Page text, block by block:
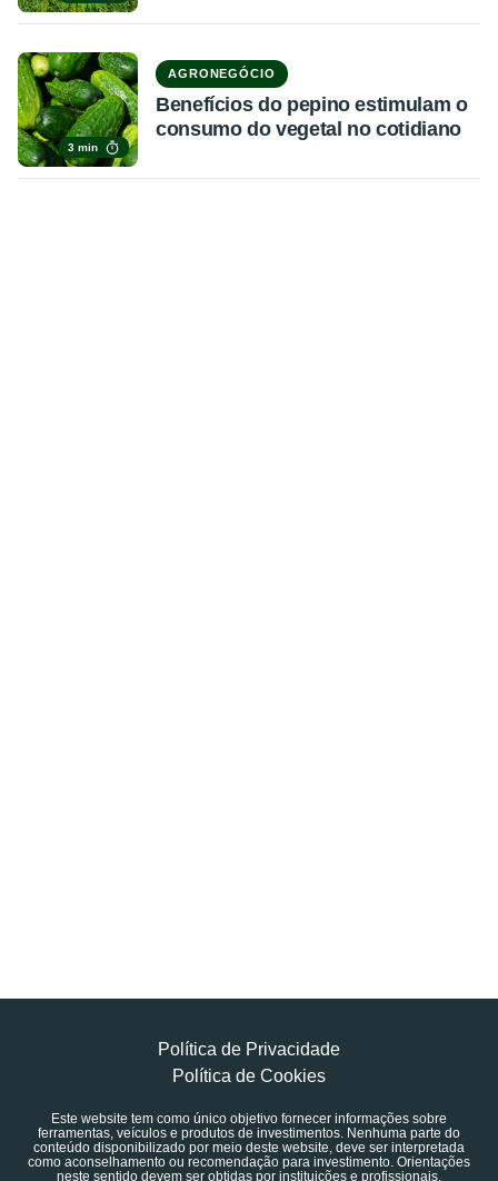
3 min
AGRONEGÓCIO
Benefícios do pepino estimulam o
consumo do vegetal no cotidiano
Política de Privacidade
Política de Cookies
Este website tem como único objetivo fornecer informações sobre
ferramentas, veículos e produtos de investimentos. Nenhuma parte do
conteúdo disponibilizado por meio deste website, deve ser interpretada
como aconselhamento ou recomendação para investimento. Orientações
neste sentido devem ser obtidas por instituições e profissionais,